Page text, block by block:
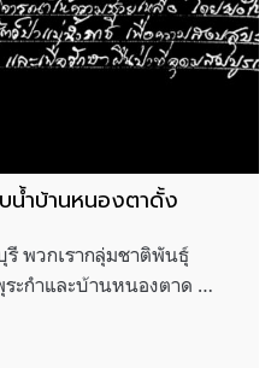
น้ำบ้านหนองตาดั้ง
รี พวกเรากลุ่มชาติพันธุ์
ระกำและบ้านหนองตาด …
อ่างเก็บน้ำบ้านหนองตาดั้ง